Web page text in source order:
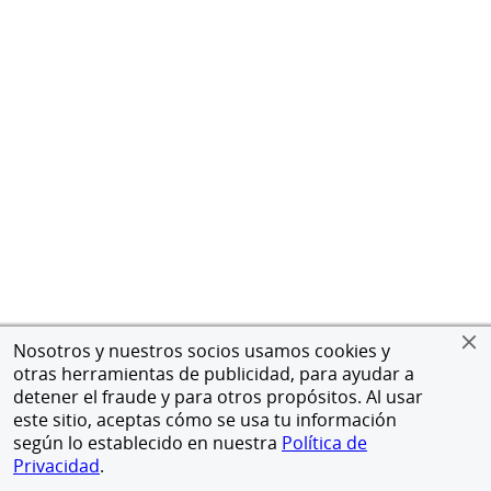
Nosotros y nuestros socios usamos cookies y
otras herramientas de publicidad, para ayudar a
detener el fraude y para otros propósitos. Al usar
este sitio, aceptas cómo se usa tu información
según lo establecido en nuestra Política de
Privacidad.